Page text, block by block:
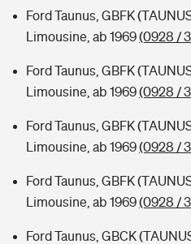
Ford Taunus, GBFK
Limousine, ab 1969(0928 /
Ford Taunus, GBFK
Limousine, ab 1969(0928 /
Ford Taunus, GBFK
Limousine, ab 1969(0928 /
Ford Taunus, GBFK
Limousine, ab 1969(0928 /
Ford Taunus, GBCK